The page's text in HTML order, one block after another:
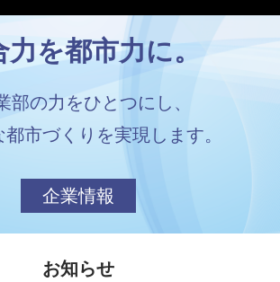
力を都市力に。
部の力をひとつにし、
市づくりを実現します。
企業情報
お知らせ